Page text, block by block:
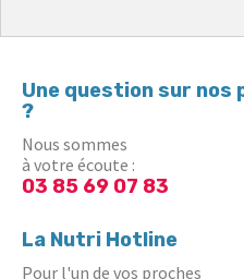
Une question sur
?
Nous sommes
à votre écoute :
03 85 69 07 83
La Nutri Hotline
Pour l'un de vos proches